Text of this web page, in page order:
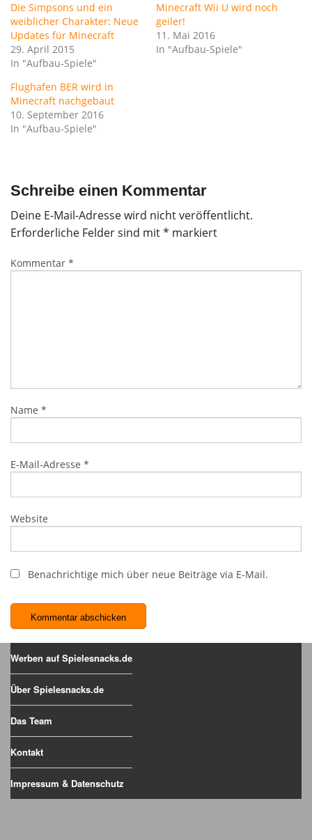
Die Simpsons und ein
weiblicher Charakter: Neue
Updates für Minecraft
29. April 2015
In "Aufbau-Spiele"
Minecraft Wii U wird noch
geiler!
11. Mai 2016
In "Aufbau-Spiele"
Flughafen BER wird in
Minecraft nachgebaut
10. September 2016
In "Aufbau-Spiele"
Schreibe einen Kommentar
Deine E-Mail-Adresse wird nicht veröffentlicht.
Erforderliche Felder sind mit* markiert
Kommentar *
Name *
E-Mail-Adresse *
Website
Benachrichtige mich über neue Beiträge via E-Mail.
Werben auf Spielesnacks.de
Über Spielesnacks.de
Das Team
Kontakt
Impressum & Datenschutz